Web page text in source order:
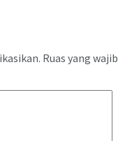
Ruas yang wajib